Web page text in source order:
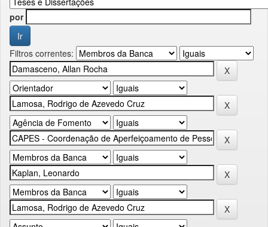
por
Filtros correntes: